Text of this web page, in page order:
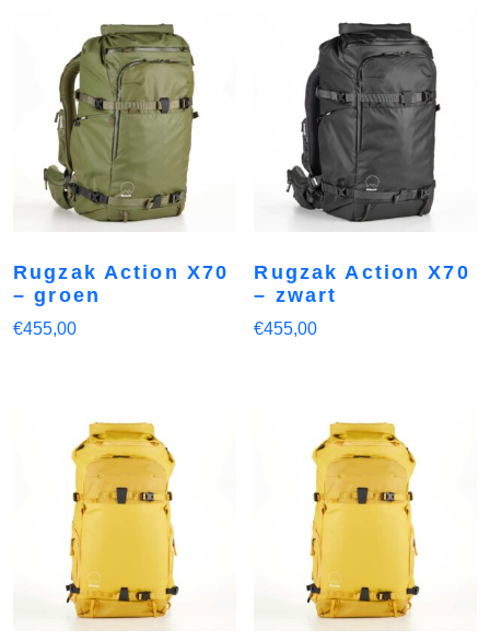
Rugzak Action X70
– groen
€455,00
Rugzak Action X70
– zwart
€455,00